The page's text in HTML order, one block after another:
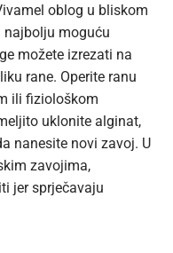
oblog u bliskom
moguću
možete izrezati na
rane. Operite ranu
ili fiziološkom
uklonite alginat,
nanesite novi zavoj. U
zavojima,
jer sprječavaju